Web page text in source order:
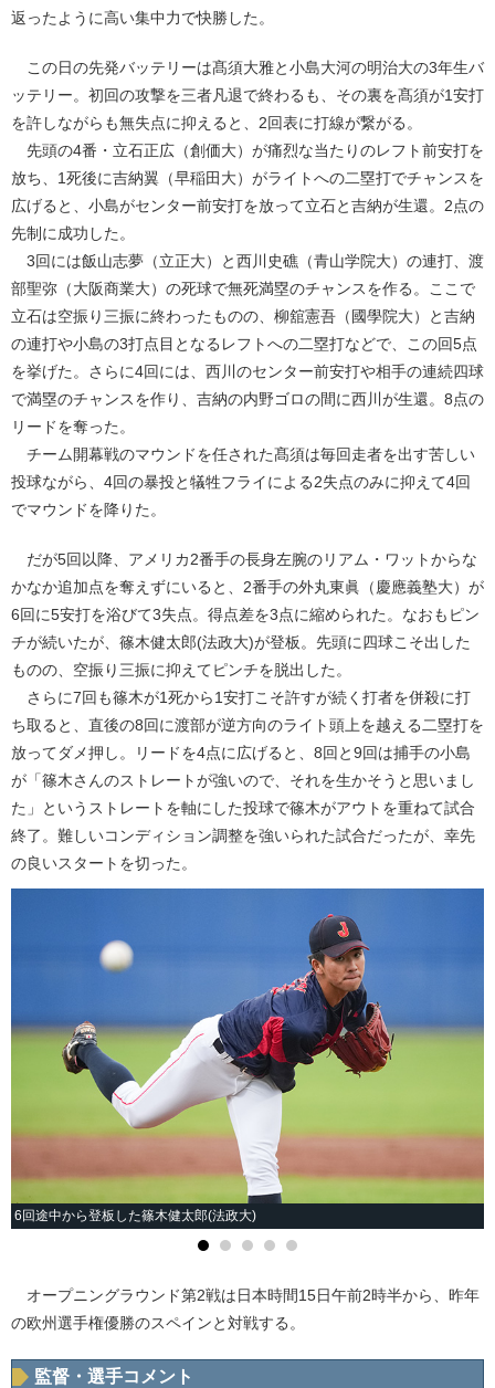
返ったように高い集中力で快勝した。
この日の先発バッテリーは髙須大雅と小島大河の明治大の3年生バ
ッテリー。初回の攻撃を三者凡退で終わるも、その裏を髙須が1安打
を許しながらも無失点に抑えると、2回表に打線が繋がる。
先頭の4番・立石正広（創価大）が痛烈な当たりのレフト前安打を
放ち、1死後に吉納翼（早稲田大）がライトへの二塁打でチャンスを
広げると、小島がセンター前安打を放って立石と吉納が生還。2点の
先制に成功した。
3回には飯山志夢（立正大）と西川史礁（青山学院大）の連打、渡
部聖弥（大阪商業大）の死球で無死満塁のチャンスを作る。ここで
立石は空振り三振に終わったものの、柳舘憲吾（國學院大）と吉納
の連打や小島の3打点目となるレフトへの二塁打などで、この回5点
を挙げた。さらに4回には、西川のセンター前安打や相手の連続四球
で満塁のチャンスを作り、吉納の内野ゴロの間に西川が生還。8点の
リードを奪った。
チーム開幕戦のマウンドを任された髙須は毎回走者を出す苦しい
投球ながら、4回の暴投と犠牲フライによる2失点のみに抑えて4回
でマウンドを降りた。
だが5回以降、アメリカ2番手の長身左腕のリアム・ワットからな
かなか追加点を奪えずにいると、2番手の外丸東眞（慶應義塾大）が
6回に5安打を浴びて3失点。得点差を3点に縮められた。なおもピン
チが続いたが、篠木健太郎(法政大)が登板。先頭に四球こそ出した
ものの、空振り三振に抑えてピンチを脱出した。
さらに7回も篠木が1死から1安打こそ許すが続く打者を併殺に打
ち取ると、直後の8回に渡部が逆方向のライト頭上を越える二塁打を
放ってダメ押し。リードを4点に広げると、8回と9回は捕手の小島
が「篠木さんのストレートが強いので、それを生かそうと思いまし
た」というストレートを軸にした投球で篠木がアウトを重ねて試合
終了。難しいコンディション調整を強いられた試合だったが、幸先
の良いスタートを切った。
6回途中から登板した篠木健太郎(法政大)
オープニングラウンド第2戦は日本時間15日午前2時半から、昨年
の欧州選手権優勝のスペインと対戦する。
監督・選手コメント